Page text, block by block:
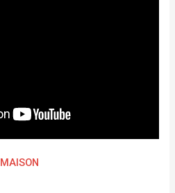
MAISON